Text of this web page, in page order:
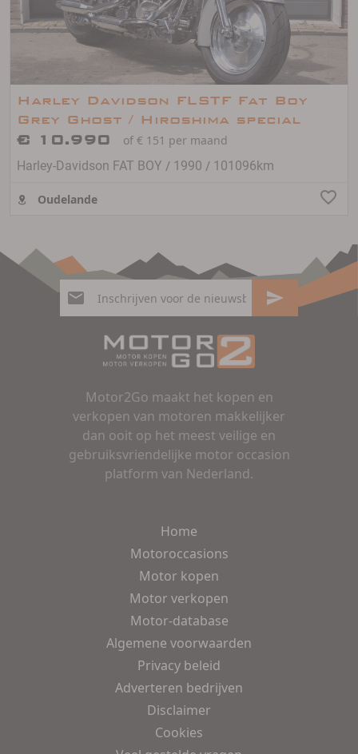
Harley Davidson FLSTF Fat Boy
Grey Ghost / Hiroshima special
€ 10.990
of € 151 per maand
Harley-Davidson FAT BOY / 1990 / 101096km
Oudelande
Motor2Go maakt het kopen en
verkopen van motoren makkelijker
dan ooit op het meest veilige en
gebruiksvriendelijke motor occasion
platform van Nederland.
Home
Motoroccasions
Motor kopen
Motor verkopen
Motor-database
Algemene voorwaarden
Privacy beleid
Adverteren bedrijven
Disclaimer
Cookies